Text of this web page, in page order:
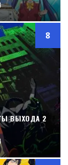
8
ВЫХОДА 2